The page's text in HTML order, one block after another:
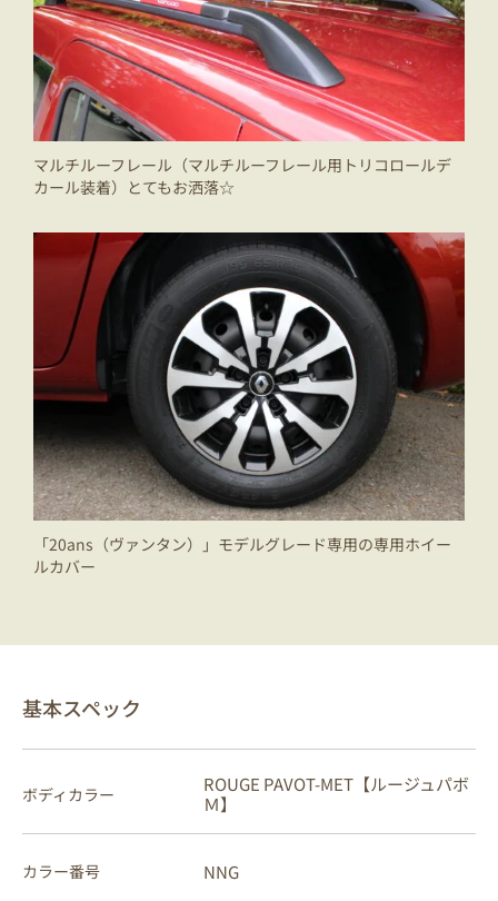
マルチルーフレール（マルチルーフレール用トリコロールデ
カール装着）とてもお洒落☆
「20ans（ヴァンタン）」モデルグレード専用の専用ホイー
ルカバー
基本スペック
ボディカラー
ROUGE PAVOT-MET【ルージュパボ
Ｍ】
カラー番号 NNG